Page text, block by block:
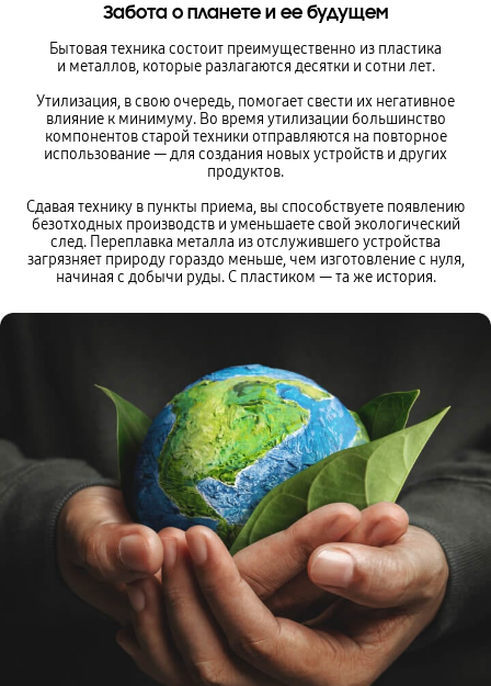
Забота о планете и ее будущем
Бытовая техника состоит преимущественно из пластика
и металлов, которые разлагаются десятки и сотни лет.
Утилизация, в свою очередь, помогает свести их негативное
влияние к минимуму. Во время утилизации большинство
компонентов старой техники отправляются на повторное
использование — для создания новых устройств и других
продуктов.
Сдавая технику в пункты приема, вы способствуете появлению
безотходных производств и уменьшаете свой экологический
след. Переплавка металла из отслужившего устройства
загрязняет природу гораздо меньше, чем изготовление с нуля,
начиная с добычи руды. С пластиком — та же история.